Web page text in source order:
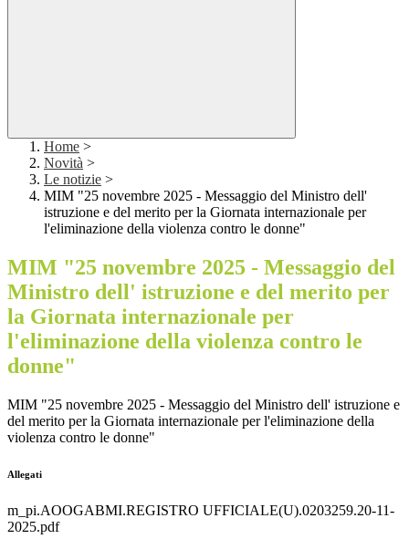
Home >
Novità >
Le notizie >
MIM "25 novembre 2025 - Messaggio del Ministro dell'
istruzione e del merito per la Giornata internazionale per
l'eliminazione della violenza contro le donne"
MIM "25 novembre 2025 - Messaggio del
Ministro dell' istruzione e del merito per
la Giornata internazionale per
l'eliminazione della violenza contro le
donne"
MIM "25 novembre 2025 - Messaggio del Ministro dell' istruzione e
del merito per la Giornata internazionale per l'eliminazione della
violenza contro le donne"
Allegati
m_pi.AOOGABMI.REGISTRO UFFICIALE(U).0203259.20-11-
2025.pdf